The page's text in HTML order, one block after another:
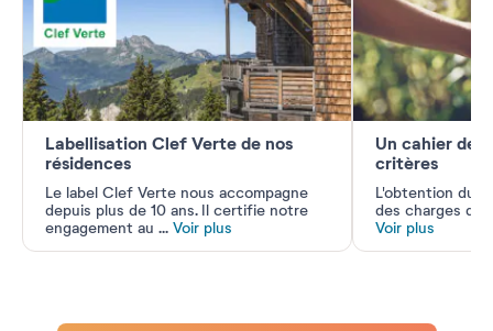
Labellisation Clef Verte de nos
résidences
Le label Clef Verte nous accompagne
depuis plus de 10 ans. Il certifie notre
engagement au ... Voir plus
Un cahier des
critères
L'obtention du
des charges
Voir plus